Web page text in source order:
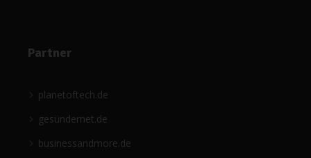
Partner
planetoftech.de
gesündernet.de
businessandmore.de